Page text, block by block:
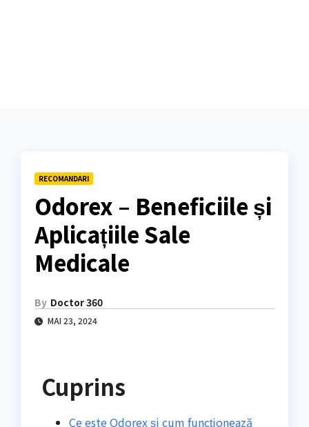
RECOMANDARI
Odorex – Beneficiile și
Aplicațiile Sale
Medicale
By Doctor 360
MAI 23, 2024
Cuprins
Ce este Odorex și cum funcționează